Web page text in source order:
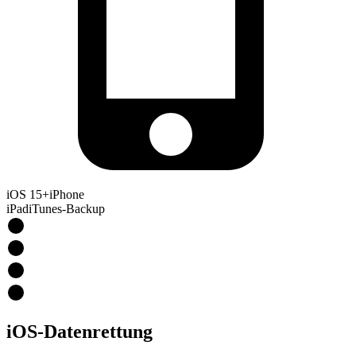
iOS 15+iPhone
iPadiTunes-Backup
iOS-Datenrettung